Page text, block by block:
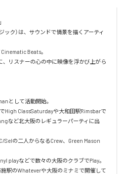
ック）は、サウンドで情景を描くアーティ
Beats。
、リスナーの心の中に映像を浮かび上がら
として活動開始。
High ClassSaturdayや大和田駅Rimsbarで
など北大阪のレギュラーパーティに出
Selの二人からなるCrew、Green Mason
playなどで数々の大阪のクラブでPlay。
駅のWhateverや大阪のミナミで開催して